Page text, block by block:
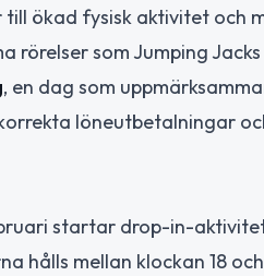
till ökad fysisk aktivitet och
rörelser som Jumping
, en dag som
löneutbetalningar
startar drop-in-
hålls mellan klockan 18